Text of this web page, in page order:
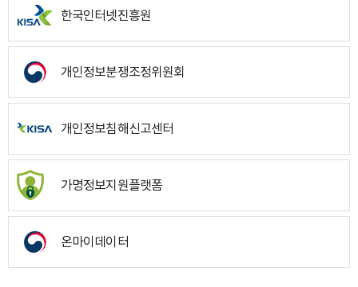
한국인터넷진흥원
개인정보분쟁조정위원회
개인정보침해신고센터
가명정보지원플랫폼
온마이데이터